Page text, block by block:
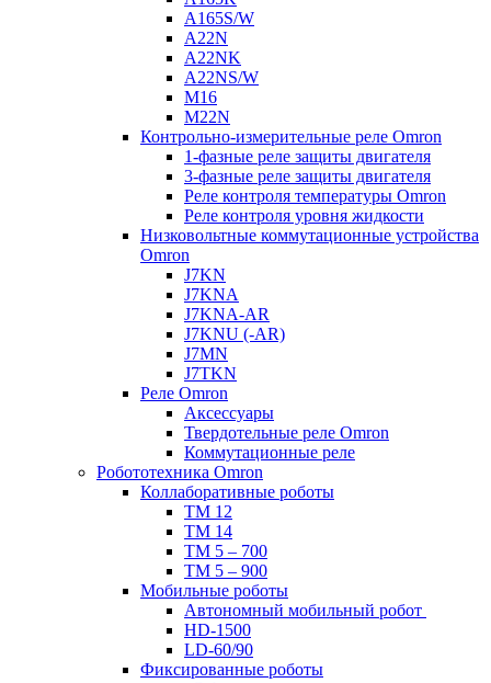
A165S/W
A22N
A22NK
A22NS/W
M16
M22N
Контрольно-измерительные реле Omron
1-фазные реле защиты двигателя
3-фазные реле защиты двигателя
Реле контроля температуры Omron
Реле контроля уровня жидкости
Низковольтные коммутационные устройства
Omron
J7KN
J7KNA
J7KNA-AR
J7KNU (-AR)
J7MN
J7TKN
Реле Omron
Аксессуары
Твердотельные реле Omron
Коммутационные реле
Робототехника Omron
Коллаборативные роботы
TM 12
TM 14
TM 5 – 700
TM 5 – 900
Мобильные роботы
Автономный мобильный робот
HD-1500
LD-60/90
Фиксированные роботы